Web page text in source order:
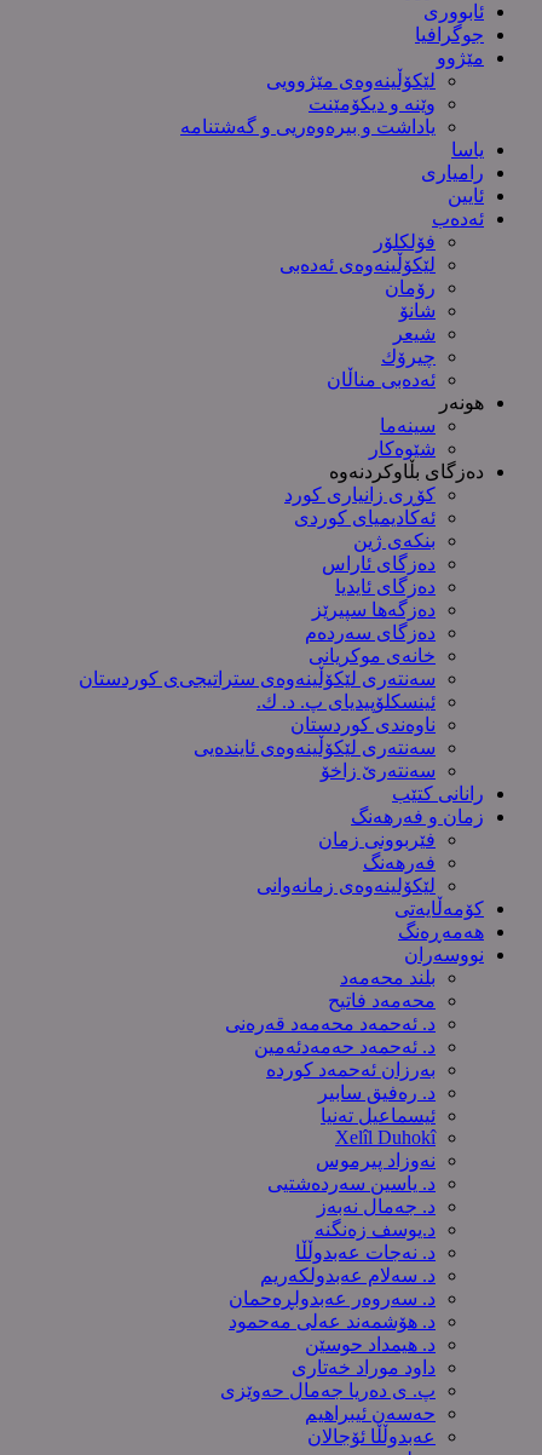
ئابووری
جوگرافیا
مێژوو
لێکۆڵینەوەی مێژوویی
وێنە و دیکۆمێنت
یاداشت و بیره‌وه‌ریی و گەشتنامە
یاسا
رامیاری
ئایین
ئەدەب
فۆلکلۆر
لێکۆڵینەوەی ئەدەبی
رۆمان
شانۆ
شیعر
چیرۆك
ئەدەبی مناڵان
هونەر
سینەما
شێوەکار
دەزگای بڵاوکردنەوە
کۆڕی زانیاری کورد
ئەکادیمیای کوردی
بنکەی ژین
دەزگای ئاراس
دەزگای ئایدیا
دەزگەها سپیرێز
دەزگای سەردەم
خانەی موکریانی
سەنتەری لێكۆڵینەوەی ستراتیجی‌ی كوردستان
ئینسکلۆپیدیای پ. د. ك.
ناوەندی کوردستان
سەنتەری لێکۆڵینەوەى ئایندەیی
سەنتەرێ زاخۆ
رانانی کتێب
زمان و فەرهەنگ
فێربوونی زمان
فەرهەنگ
لێکۆلینەوەی زمانەوانی
کۆمەڵایەتی
هەمەڕەنگ
نووسەران
بلند محەمەد
محەمەد فاتیح
د. ئەحمەد محەمەد قەرەنی
د. ئەحمەد حەمەدئەمین
بەرزان ئەحمەد کورده
د. رەفیق سابیر
ئیسماعیل تەنیا
Xelîl Duhokî
نەوزاد پیرموس
د. یاسین سەردەشتیی
د. جەمال نەبەز
د.یوسف زه‌نگنه‌
د. نەجات عەبدوڵڵا
د. سەلام عەبدولكەریم
د. سەروەر عەبدولڕەحمان
د. هۆشمەند عەلی مەحمود
د. هیمداد حوسێن
داود موراد خەتاری
پ. ی دەریا جەمال حەوێزی
حەسەن ئیبراهیم
عەبدوڵڵا ئۆجالان